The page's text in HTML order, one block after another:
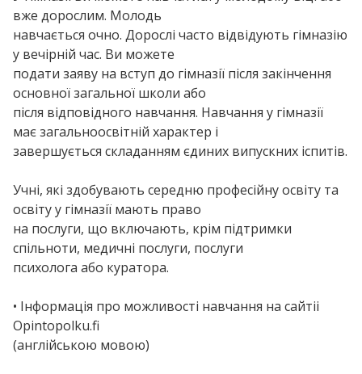
вже дорослим. Молодь
навчається очно. Дорослі часто відвідують гімназію
у вечірній час. Ви можете
подати заяву на вступ до гімназії після закінчення
основної загальної школи або
після відповідного навчання. Навчання у гімназії
має загальноосвітній характер і
завершується складанням єдиних випускних іспитів.
Учні, які здобувають середню професійну освіту та
освіту у гімназії мають право
на послуги, що включають, крім підтримки
спільноти, медичні послуги, послуги
психолога або куратора.
• Інформація про можливості навчання на сайтіі
Opintopolku.fi
(англійською мовою)